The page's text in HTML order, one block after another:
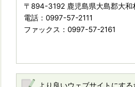
〒894-3192 鹿児島県大島郡大和
電話：0997-57-2111
ファックス：0997-57-2161